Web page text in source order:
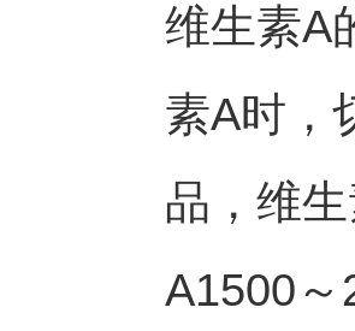
维生素A
素A时，
品，维
A1500